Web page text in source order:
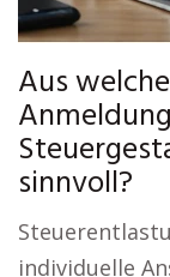
Aus
sinnvoll?
individuelle